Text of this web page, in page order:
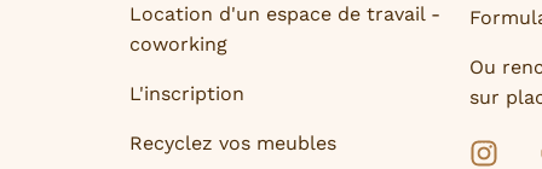
Location d'un espace de travail -
coworking
L'inscription
Recyclez vos meubles
Ou
sur